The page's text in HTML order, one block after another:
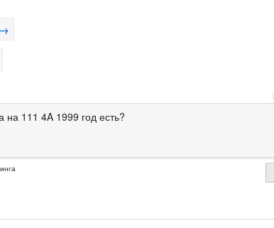
на 111 4A 1999 год есть?